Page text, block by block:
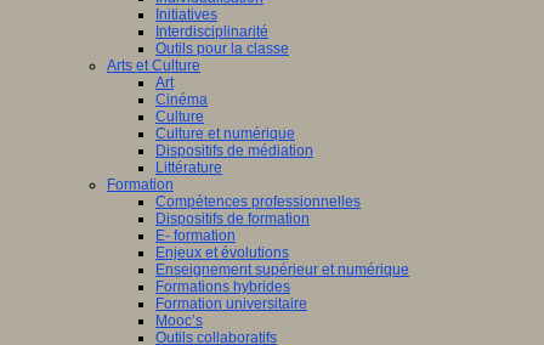
Initiatives
Interdisciplinarité
Outils pour la classe
Arts et Culture
Art
Cinéma
Culture
Culture et numérique
Dispositifs de médiation
Littérature
Formation
Compétences professionnelles
Dispositifs de formation
E- formation
Enjeux et évolutions
Enseignement supérieur et numérique
Formations hybrides
Formation universitaire
Mooc’s
Outils collaboratifs